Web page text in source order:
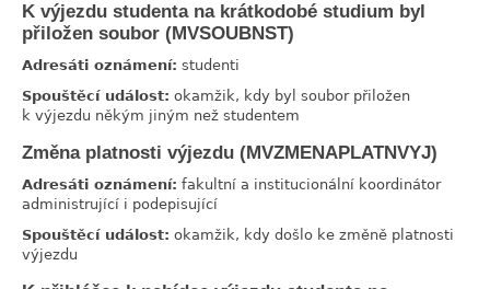
K výjezdu studenta na krátkodobé studium byl
přiložen soubor (MVSOUBNST)
Adresáti oznámení: studenti
Spouštěcí událost: okamžik, kdy byl soubor přiložen
k výjezdu někým jiným než studentem
Změna platnosti výjezdu (MVZMENAPLATNVYJ)
Adresáti oznámení: fakultní a institucionální koordinátor
administrující i podepisující
Spouštěcí událost: okamžik, kdy došlo ke změně platnosti
výjezdu